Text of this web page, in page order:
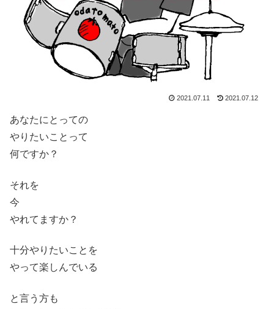
2021.07.11 2021.07.12
あなたにとっての
やりたいことって
何ですか？
それを
今
やれてますか？
十分やりたいことを
やって楽しんでいる
と言う方も